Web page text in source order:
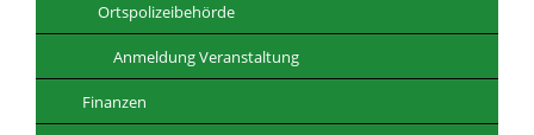
Ortspolizeibehörde
Anmeldung Veranstaltung
Finanzen